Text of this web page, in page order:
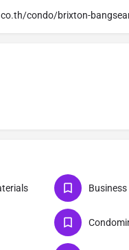
condo/brixton-
Business